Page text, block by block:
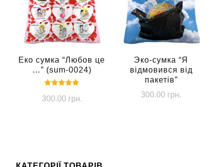
Еко сумка “Любов це
…” (sum-0024)
5.00
300.00 грн.
Эко-сумка “Я
відмовився від
пакетів”
300.00 грн.